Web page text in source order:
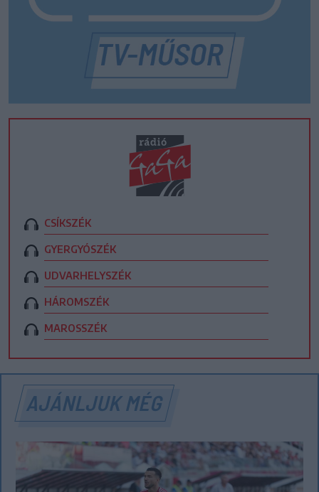
CSÍKSZÉK
GYERGYÓSZÉK
UDVARHELYSZÉK
HÁROMSZÉK
MAROSSZÉK
AJÁNLJUK MÉG